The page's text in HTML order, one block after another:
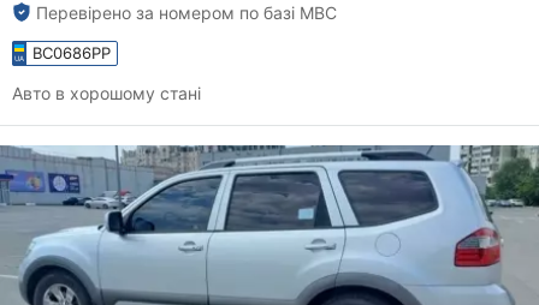
Перевірено за номером по базі МВС
BC0686PP
Авто в хорошому стані